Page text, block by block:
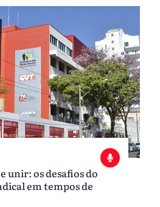
unir: os desafios do
em tempos de